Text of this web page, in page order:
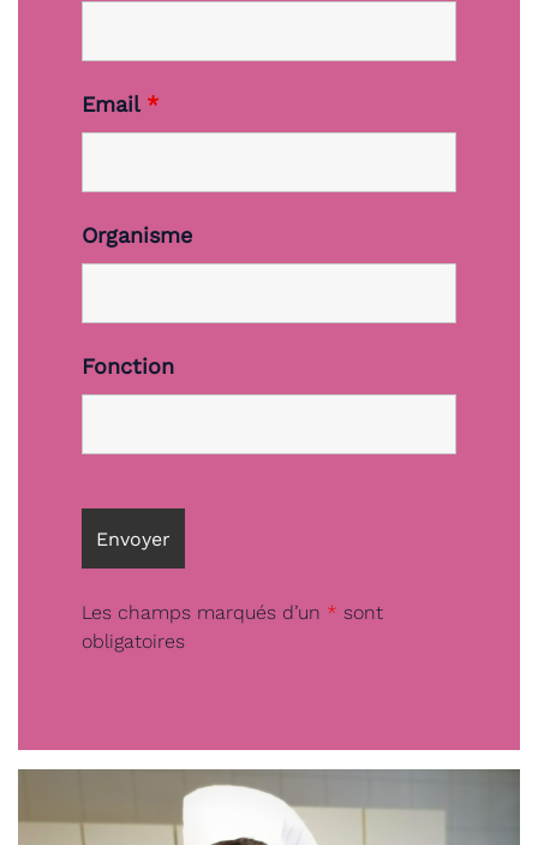
Email *
Organisme
Fonction
Les champs marqués d’un * sont
obligatoires